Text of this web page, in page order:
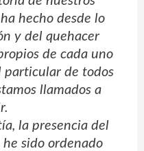
hecho desde lo
y del quehacer
de cada uno
particular de todos
llamados a
la presencia del
sido ordenado